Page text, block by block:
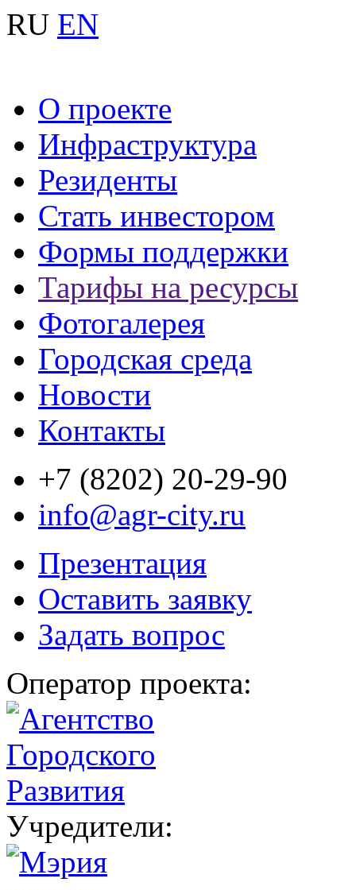
RU EN
О проекте
Инфраструктура
Резиденты
Стать инвестором
Формы поддержки
Тарифы на ресурсы
Фотогалерея
Городская среда
Новости
Контакты
+7 (8202) 20-29-90
info@agr-city.ru
Презентация
Оставить заявку
Задать вопрос
Оператор проекта:
Учредители: